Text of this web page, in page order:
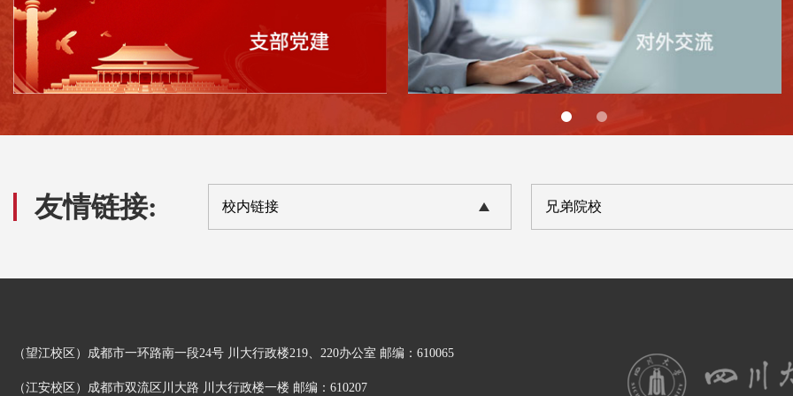
友情链接: 校内链接 兄弟院校
（望江校区）成都市一环路南一段24号 川大行政楼219、220办公室 邮编：610065
（江安校区）成都市双流区川大路 川大行政楼一楼 邮编：610207